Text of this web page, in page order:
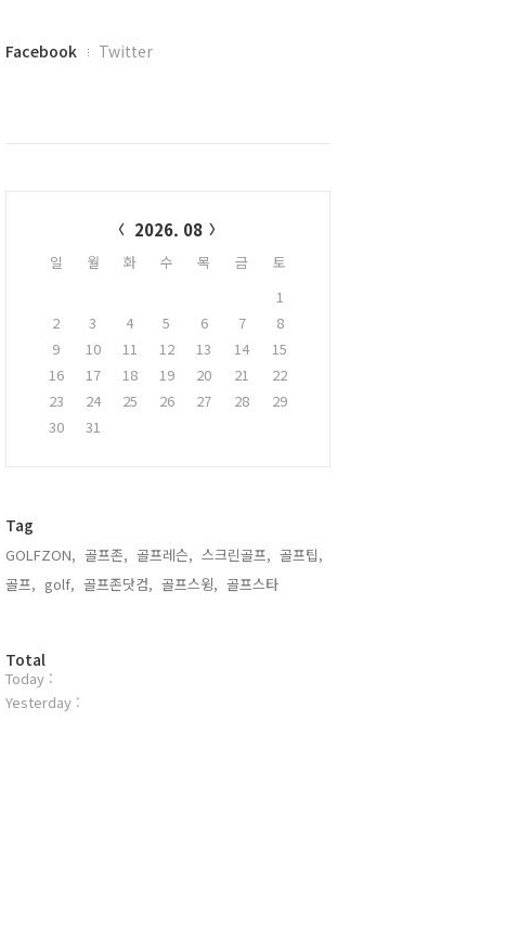
글
페
Facebook Twitter
2026. 08
일 월 화 수 목 금
토
1
2
3 4 5 6 7
8
9
10 11 12 13 14
15
16
17 18 19 20 21
22
23
24 25 26 27 28
29
30
31
Tag
GOLFZON, 골프존, 골프레슨, 스크린골프, 골프팁,
골프, golf, 골프존닷컴, 골프스윙, 골프스타,
방
문
자
Total
Today :
Yesterday :